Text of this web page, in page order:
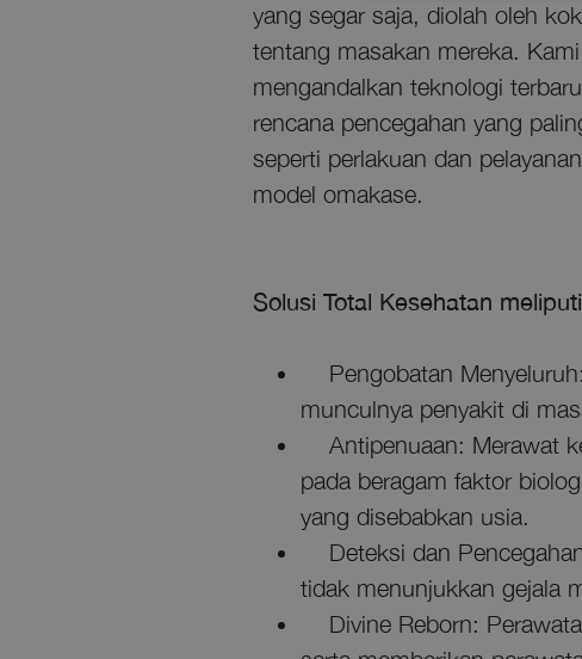
yang segar saja, diolah oleh
tentang masakan mereka.
mengandalkan teknologi
rencana pencegahan yang
seperti perlakuan dan
model omakase.
Solusi Total Kesehatan
Pengobatan
munculnya penyakit di
Antipenuaan: Merawat
pada beragam faktor
yang disebabkan usia.
Deteksi dan
tidak menunjukkan gejala
Divine Reborn: